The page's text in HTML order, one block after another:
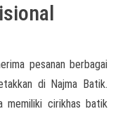
pesanan berbagai
di Najma Batik.
memiliki cirikhas batik